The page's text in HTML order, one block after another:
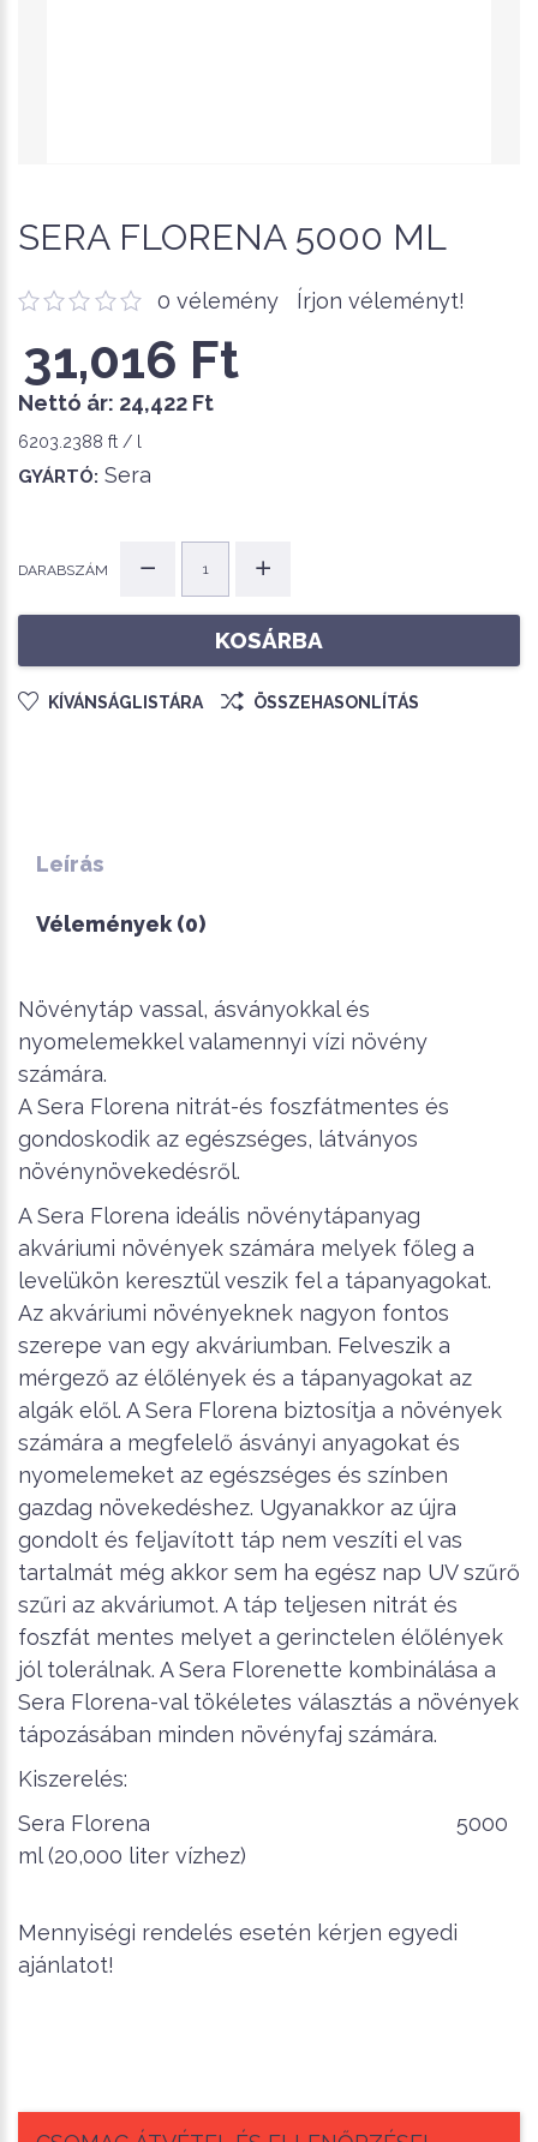
SERA FLORENA 5000 ML
0 vélemény Írjon véleményt!
31,016 Ft
Nettó ár: 24,422 Ft
6203.2388 ft / l
GYÁRTÓ: Sera
DARABSZÁM
KOSÁRBA
KÍVÁNSÁGLISTÁRA ÖSSZEHASONLÍTÁS
Leírás
Vélemények (0)
Növénytáp vassal, ásványokkal és
nyomelemekkel valamennyi vízi növény
számára.
A Sera Florena nitrát-és foszfátmentes és
gondoskodik az egészséges, látványos
növénynövekedésről.
A Sera Florena ideális növénytápanyag
akváriumi növények számára melyek főleg a
levelükön keresztül veszik fel a tápanyagokat.
Az akváriumi növényeknek nagyon fontos
szerepe van egy akváriumban. Felveszik a
mérgező az élőlények és a tápanyagokat az
algák elől. A Sera Florena biztosítja a növények
számára a megfelelő ásványi anyagokat és
nyomelemeket az egészséges és színben
gazdag növekedéshez. Ugyanakkor az újra
gondolt és feljavított táp nem veszíti el vas
tartalmát még akkor sem ha egész nap UV szűrő
szűri az akváriumot. A táp teljesen nitrát és
foszfát mentes melyet a gerinctelen élőlények
jól tolerálnak. A Sera Florenette kombinálása a
Sera Florena-val tökéletes választás a növények
tápozásában minden növényfaj számára.
Kiszerelés:
Sera Florena 5000
ml (20,000 liter vízhez)
Mennyiségi rendelés esetén kérjen egyedi
ajánlatot!